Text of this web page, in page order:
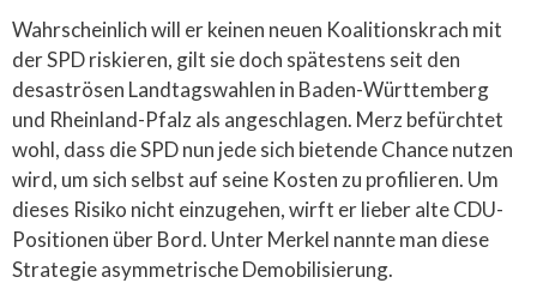
Wahrscheinlich will er keinen neuen Koalitionskrach mit
der SPD riskieren, gilt sie doch spätestens seit den
desaströsen Landtagswahlen in Baden-Württemberg
und Rheinland-Pfalz als angeschlagen. Merz befürchtet
wohl, dass die SPD nun jede sich bietende Chance nutzen
wird, um sich selbst auf seine Kosten zu profilieren. Um
dieses Risiko nicht einzugehen, wirft er lieber alte CDU-
Positionen über Bord. Unter Merkel nannte man diese
Strategie asymmetrische Demobilisierung.